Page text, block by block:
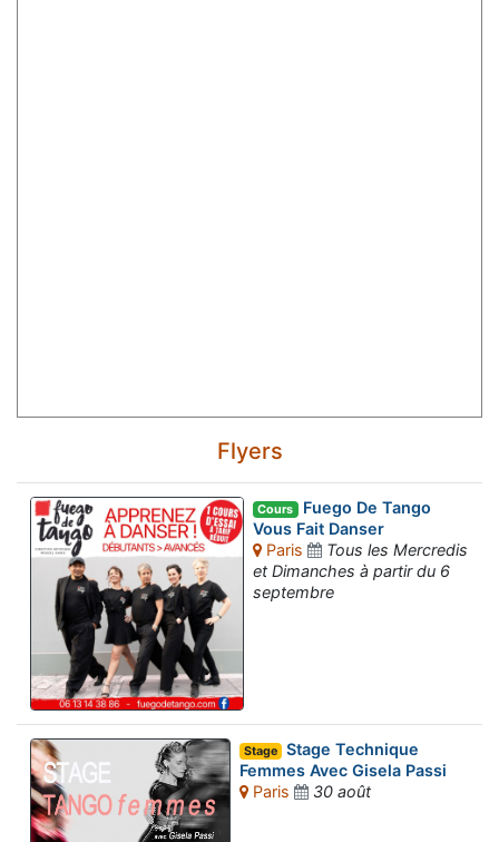
Flyers
Cours Fuego De Tango
Vous Fait Danser
Paris
Tous les Mercredis
et Dimanches à partir du 6
septembre
Stage
Stage Technique
Femmes Avec Gisela Passi
Paris
30 août